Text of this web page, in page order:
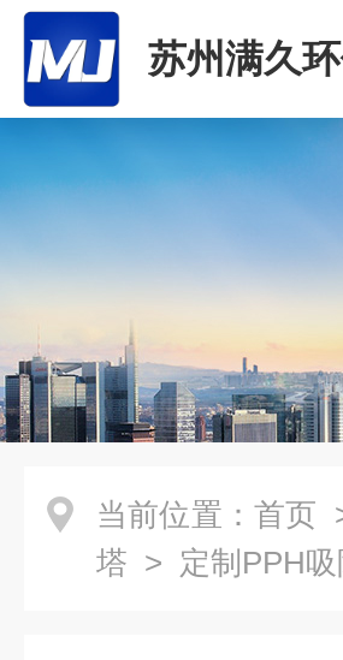
苏州满久
当前位置： 首页
塔 > 定制PPH吸